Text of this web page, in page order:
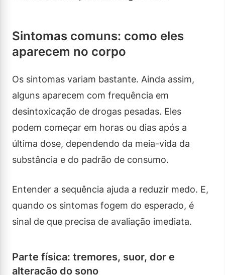
Sintomas comuns: como eles
aparecem no corpo
Os sintomas variam bastante. Ainda assim,
alguns aparecem com frequência em
desintoxicação de drogas pesadas. Eles
podem começar em horas ou dias após a
última dose, dependendo da meia-vida da
substância e do padrão de consumo.
Entender a sequência ajuda a reduzir medo. E,
quando os sintomas fogem do esperado, é
sinal de que precisa de avaliação imediata.
Parte física: tremores, suor, dor e
alteração do sono